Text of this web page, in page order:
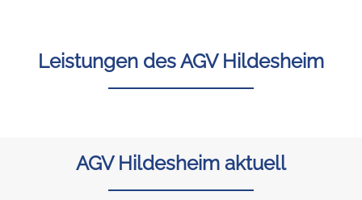
Leistungen des AGV Hildesheim
AGV Hildesheim aktuell